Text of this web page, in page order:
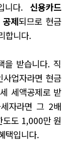
니다.
신용카드
제되므로 현금
합니다.
을 받습니다. 직
업자라면 현금
세액공제로 받
자라면 그 2배
도도 1,000만 원
택입니다.